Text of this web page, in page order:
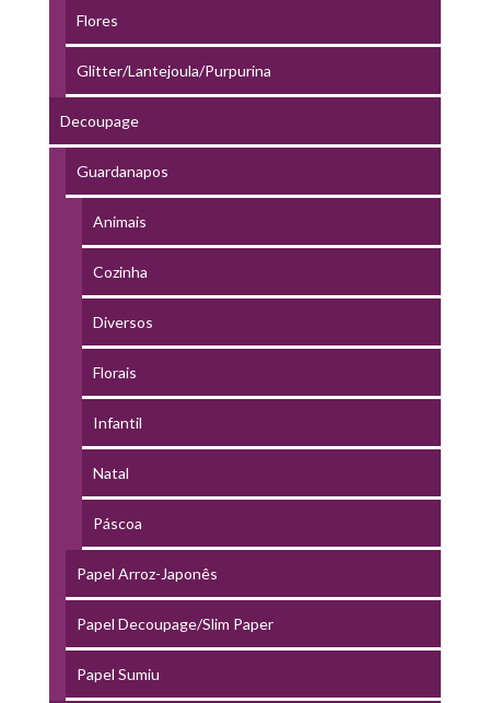
Flores
Glitter/Lantejoula/Purpurina
Decoupage
Guardanapos
Animais
Cozinha
Diversos
Florais
Infantil
Natal
Páscoa
Papel Arroz-Japonês
Papel Decoupage/Slim Paper
Papel Sumiu